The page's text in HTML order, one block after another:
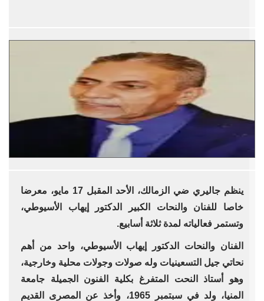
ينظم جاليري ضي الزمالك، الأحد المقبل 17 مايو، معرضا
خاصا للفنان والنحات الكبير الدكتور إيهاب الأسيوطي،
وتستمر فعالياته لمدة ثلاثة أسابيع.
الفنان والنحات الدكتور إيهاب الأسيوطي، واحد من أهم
نحاتي جيل التسعينيات وله صولات وجولات محلية وخارجية،
وهو أستاذ النحت المتفرغ بكلية الفنون الجميلة جامعة
المنيا، ولد في سبتمبر 1965، وأخذ عن المصرى القديم